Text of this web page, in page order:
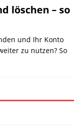
löschen – so
und Ihr Konto
zu nutzen? So